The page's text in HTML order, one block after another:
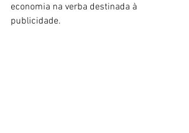
economia na verba destinada à
publicidade.